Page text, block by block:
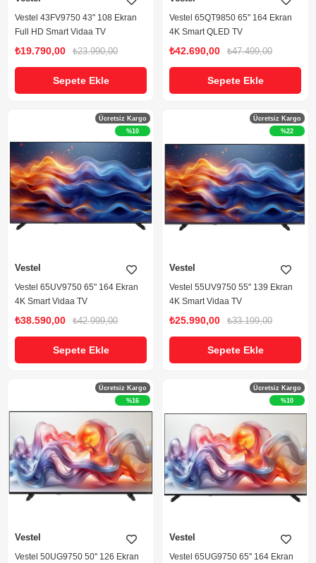
Vestel 43FV9750 43'' 108 Ekran
Full HD Smart Vidaa TV
₺19.790,00 ₺23.990,00
Sepete Ekle
Vestel 65QT9850 65'' 164 Ekran
4K Smart QLED TV
₺42.690,00 ₺47.499,00
Sepete Ekle
Vestel
Vestel 65UV9750 65" 164 Ekran
4K Smart Vidaa TV
₺38.590,00 ₺42.999,00
Sepete Ekle
Ücretsiz Kargo
%10
Vestel
Vestel 55UV9750 55" 139 Ekran
4K Smart Vidaa TV
₺25.990,00 ₺33.199,00
Sepete Ekle
Ücretsiz Kargo
%22
Vestel
Vestel 50UG9750 50'' 126 Ekran
Ücretsiz Kargo
%16
Vestel
Vestel 65UG9750 65'' 164 Ekran
Ücretsiz Kargo
%10